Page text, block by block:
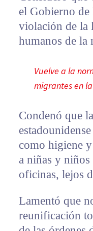
el Gobierno
violación de la
humanos de la
Vuelve a la
migrantes en
Condenó que
como higiene
a niñas y niños
oficinas, lejos
Lamentó que
reunificación